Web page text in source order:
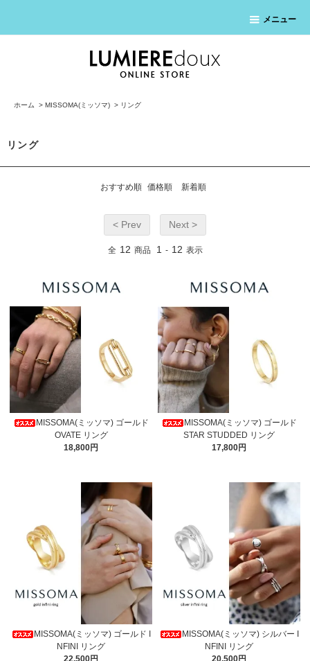
メニュー
ホーム > MISSOMA(ミッソマ) > リング
リング
おすすめ順 価格順 新着順
< Prev Next >
全 12 商品 1 - 12 表示
MISSOMA(ミッソマ) ゴールド
OVATE リング
18,800円
MISSOMA(ミッソマ) ゴールド
STAR STUDDED リング
17,800円
MISSOMA(ミッソマ) ゴールド I
NFINI リング
22,500円
MISSOMA(ミッソマ) シルバー I
NFINI リング
20,500円